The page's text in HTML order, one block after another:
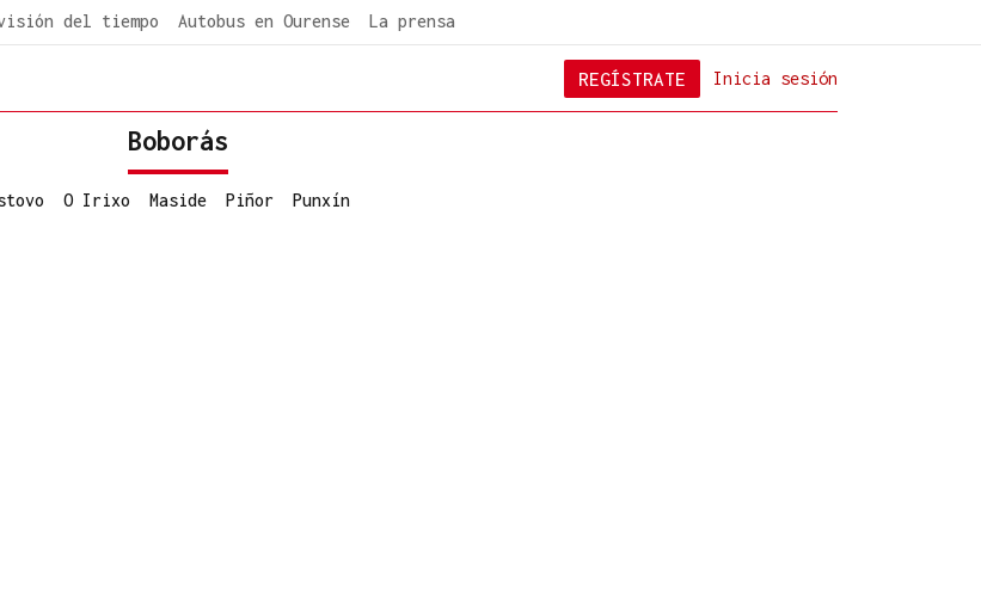
del tiempo Autobus en Ourense La prensa
Inicia sesión
REGÍSTRATE
Boborás
O Irixo Maside Piñor Punxín